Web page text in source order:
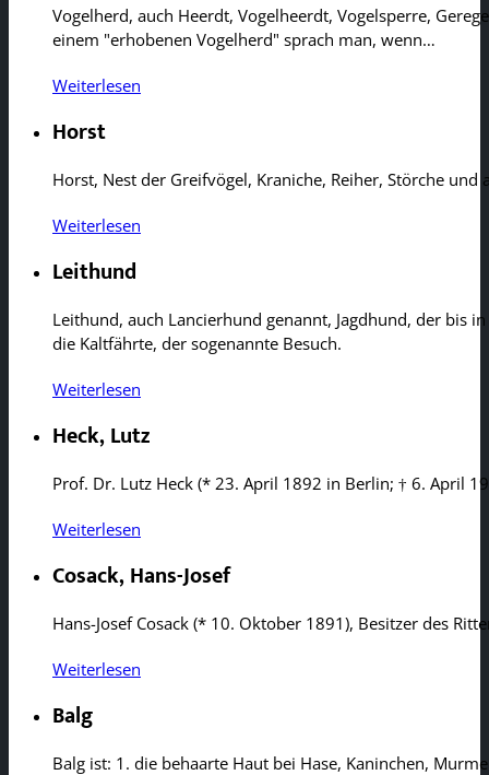
Vogelherd, auch Heerdt, Vogelheerdt, Vogelsperre,
einem "erhobenen Vogelherd" sprach man, wenn…
Weiterlesen
Horst
Horst, Nest der Greifvögel, Kraniche, Reiher, Störche
Weiterlesen
Leithund
Leithund, auch Lancierhund genannt, Jagdhund, der bis
die Kaltfährte, der sogenannte Besuch.
Weiterlesen
Heck, Lutz
Prof. Dr. Lutz Heck (* 23. April 1892 in Berlin; † 6. April
Weiterlesen
Cosack, Hans-Josef
Hans-Josef Cosack (* 10. Oktober 1891), Besitzer des
Weiterlesen
Balg
Balg ist: 1. die behaarte Haut bei Hase, Kaninchen,